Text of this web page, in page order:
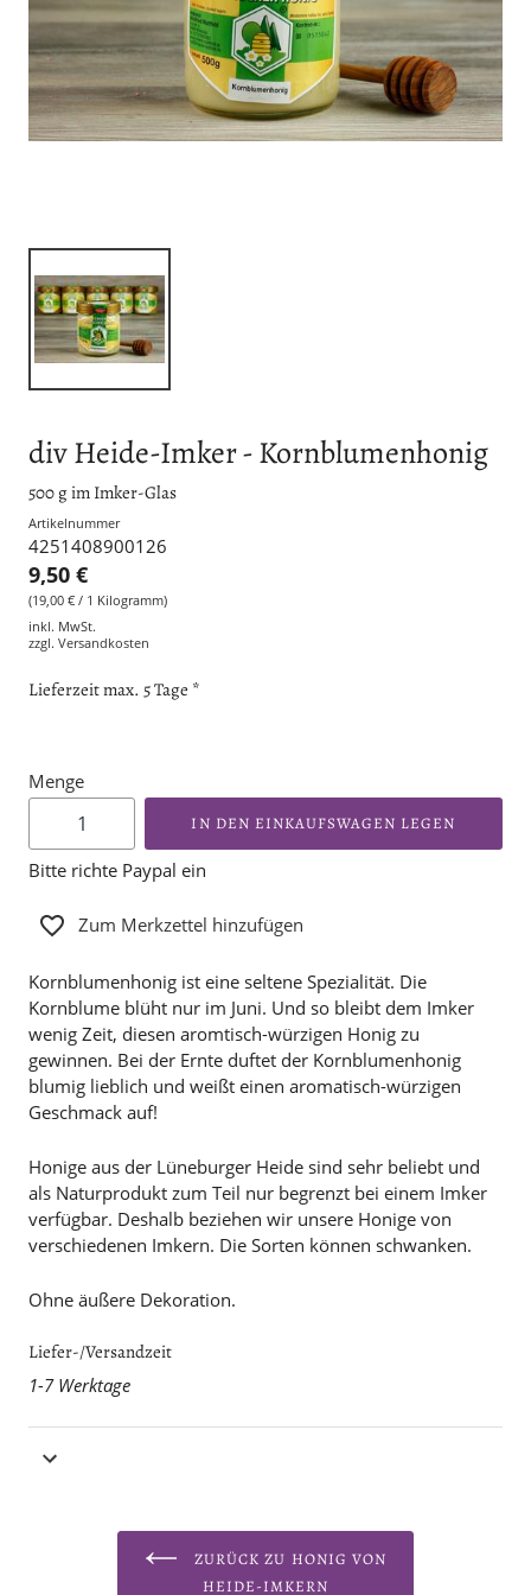
div Heide-Imker - Kornblumenhonig
500 g im Imker-Glas
Artikelnummer
4251408900126
9,50 €
(19,00 € / 1 Kilogramm)
inkl. MwSt.
zzgl. Versandkosten
Lieferzeit max. 5 Tage *
Menge
IN DEN EINKAUFSWAGEN LEGEN
Bitte richte Paypal ein
Zum Merkzettel hinzufügen
Kornblumenhonig ist eine seltene Spezialität. Die
Kornblume blüht nur im Juni. Und so bleibt dem Imker
wenig Zeit, diesen aromtisch-würzigen Honig zu
gewinnen. Bei der Ernte duftet der Kornblumenhonig
blumig lieblich und weißt einen aromatisch-würzigen
Geschmack auf!
Honige aus der Lüneburger Heide sind sehr beliebt und
als Naturprodukt zum Teil nur begrenzt bei einem Imker
verfügbar. Deshalb beziehen wir unsere Honige von
verschiedenen Imkern. Die Sorten können schwanken.
Ohne äußere Dekoration.
Liefer-/Versandzeit
1-7 Werktage
ZURÜCK ZU HONIG VON
HEIDE-IMKERN